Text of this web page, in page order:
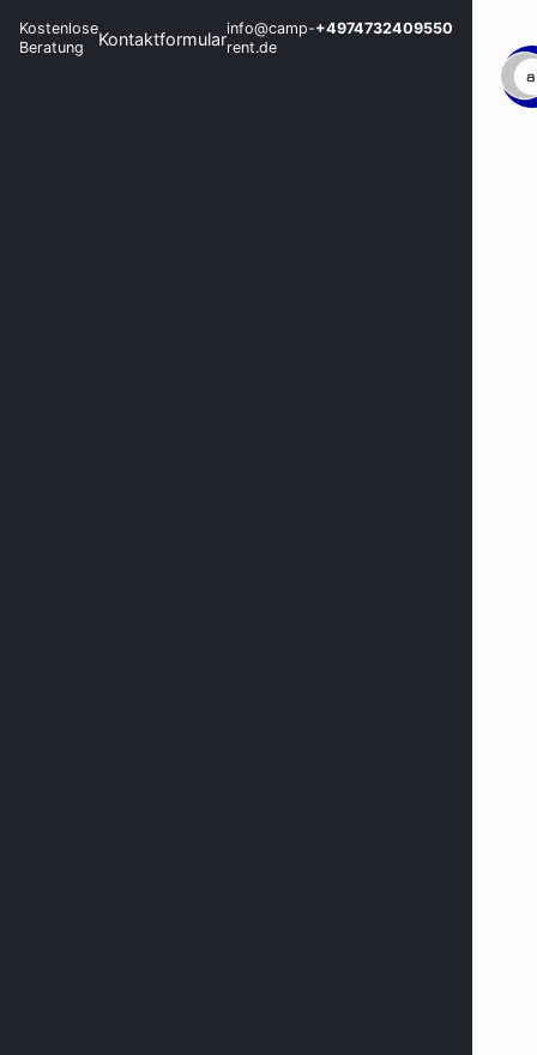
Kostenlose
Beratung
Kontaktformularinfo@camp-
rent.de
+4974732409550